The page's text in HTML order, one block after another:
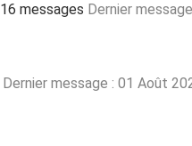
16 messages Dernier
Dernier message : 01 Août